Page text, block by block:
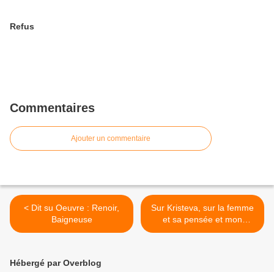
Refus
Commentaires
Ajouter un commentaire
< Dit su Oeuvre : Renoir,
Baigneuse
Sur Kristeva, sur la femme
et sa pensée et mon
rapport à elle >
Hébergé par Overblog